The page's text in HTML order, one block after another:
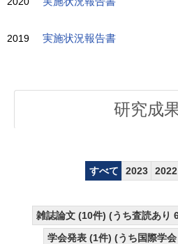
2019 実施状況報告書
研究成
すべて 2023 2022
雑誌論文 (10件) (うち査読あり
学会発表 (1件) (うち国際学